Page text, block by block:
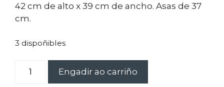
42 cm de alto x 39 cm de ancho. Asas de 37
cm.
3 dispoñibles
Engadir ao carriño